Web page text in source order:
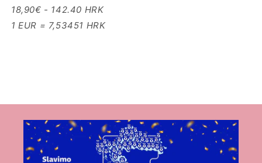
18,90€ - 142.40 HRK
1 EUR = 7,53451 HRK